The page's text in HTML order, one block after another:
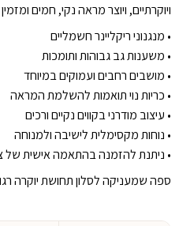
ויוקרתיים, ויוצר מראה נקי, חמים
•⁠ ⁠מנגנוני ריקליינר חשמליים
•⁠ ⁠משענות גב גבוהות ותומכות
•⁠ ⁠מושבים רחבים ועמוקים במיוחד
•⁠ ⁠כריות נוי תואמות להשלמת המראה
•⁠ ⁠עיצוב מודרני בקווים נקיים ורכים
•⁠ ⁠נוחות מקסימלית לישיבה ולמנוחה
•⁠ ⁠ניתנת להזמנה בהתאמה אישית של
ספה שמעניקה לסלון תחושת יוקרה